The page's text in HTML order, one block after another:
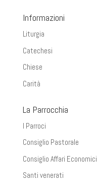
Informazioni
Liturgia
Catechesi
Chiese
Carità
La Parrocchia
I Parroci
Consiglio Pastorale
Consiglio Affari Economici
Santi venerati